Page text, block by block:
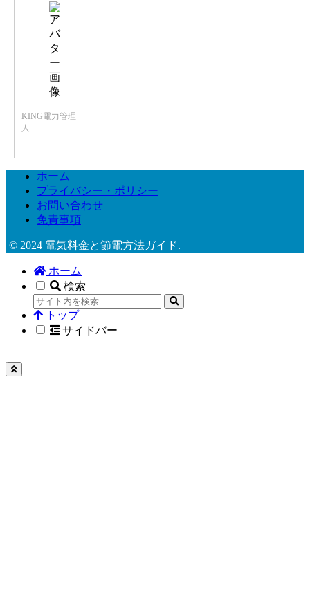
KING電力管理
人
ホーム
プライバシー・ポリシー
お問い合わせ
免責事項
© 2024 電気料金と節電方法ガイド.
ホーム
検索
トップ
サイドバー